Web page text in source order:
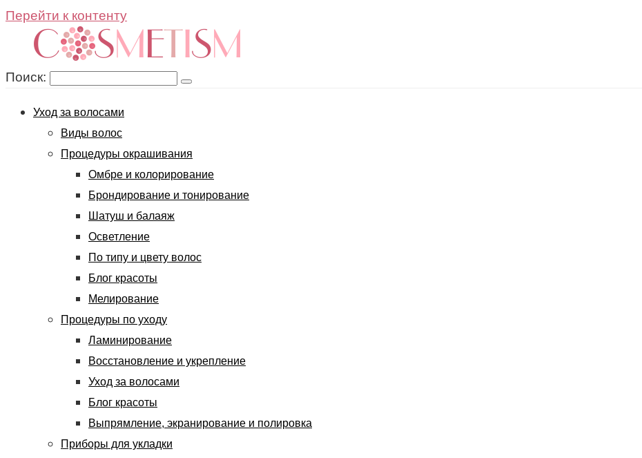
Перейти к контенту
Поиск:
Уход за волосами
Виды волос
Процедуры окрашивания
Омбре и колорирование
Брондирование и тонирование
Шатуш и балаяж
Осветление
По типу и цвету волос
Блог красоты
Мелирование
Процедуры по уходу
Ламинирование
Восстановление и укрепление
Уход за волосами
Блог красоты
Выпрямление, экранирование и полировка
Приборы для укладки